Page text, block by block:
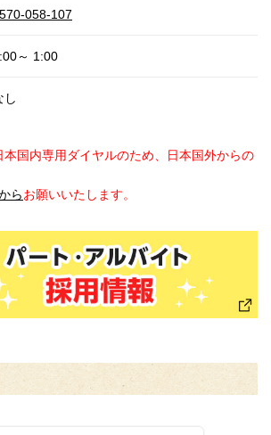
058-107
～ 1:00
し
国内専用ダイヤルのため、日本国外からの
らお願いいたします。